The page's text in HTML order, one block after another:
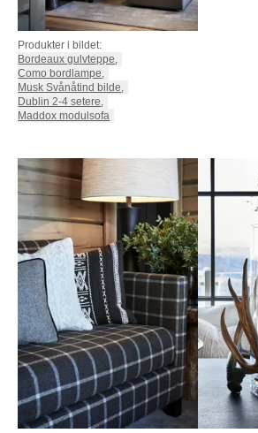
Produkter i bildet:
Bordeaux gulvteppe,
Como bordlampe,
Musk Svånåtind bilde,
Dublin 2-4 setere,
Maddox modulsofa